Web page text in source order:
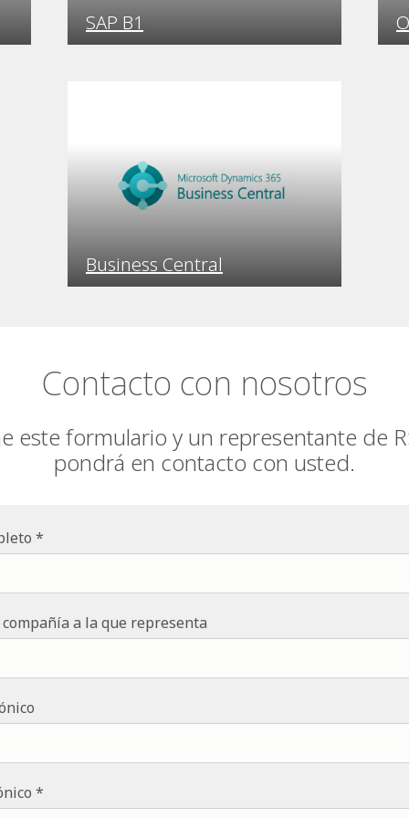
SAP B1
Business Central
Contacto con nosotros
este formulario y un representante de
pondrá en contacto con usted.
a la que representa